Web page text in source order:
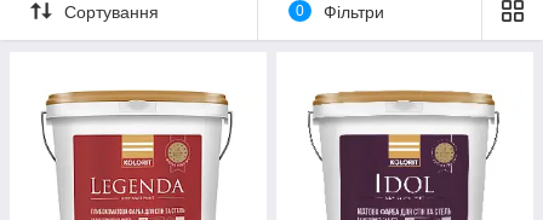
шпаклівки. Особливу популярність завоювали інтер'єрні
фарби Legenda, History, Dynasty, Idol, Family та Argentic.
Сортування 0 Фільтри